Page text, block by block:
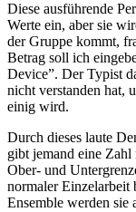
Diese ausführende
Werte ein, aber sie
der Gruppe kommt,
Betrag soll ich
Device”. Der Typist
nicht verstanden hat,
einig wird.
Durch dieses laute
gibt jemand eine
Ober- und
normaler Einzelarbeit
Ensemble werden sie